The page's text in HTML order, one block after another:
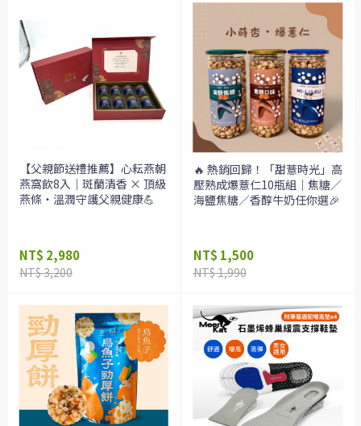
【父親節送禮推薦】心耘燕朝
燕窩飲8入｜斑蘭清香 × 頂級
燕條・溫潤守護父親健康💪
NT$ 2,980
NT$ 3,200
🔥 熱銷回歸！「甜薏時光」高
壓熟成爆薏仁10瓶組｜焦糖／
海鹽焦糖／香醇牛奶任你選🎉
NT$ 1,500
NT$ 1,990